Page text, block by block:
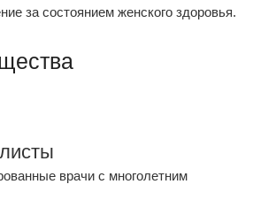
за состоянием женского здоровья.
врачи с многолетним